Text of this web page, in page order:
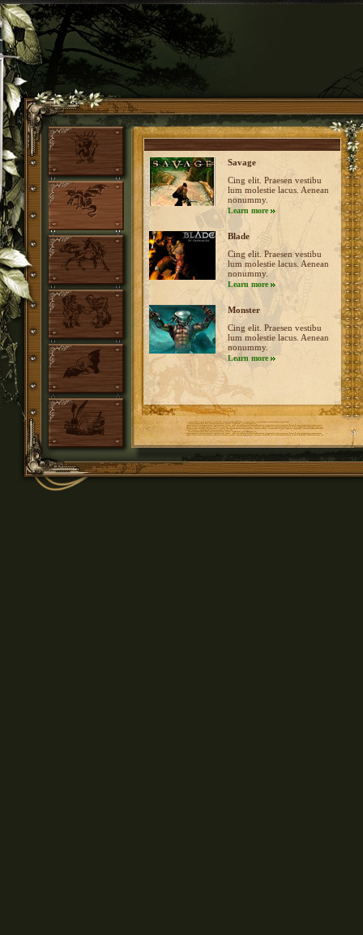
Savage
Cing elit. Praesen vestibu
lum molestie lacus. Aenean
nonummy.
Learn more
Blade
Cing elit. Praesen vestibu
lum molestie lacus. Aenean
nonummy.
Learn more
Monster
Cing elit. Praesen vestibu
lum molestie lacus. Aenean
nonummy.
Learn more